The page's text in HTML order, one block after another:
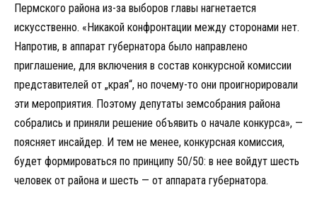
Пермского района из-за выборов главы нагнетается
искусственно. «Никакой конфронтации между сторонами нет.
Напротив, в аппарат губернатора было направлено
приглашение, для включения в состав конкурсной комиссии
представителей от „края“, но почему-то они проигнорировали
эти мероприятия. Поэтому депутаты земсобрания района
собрались и приняли решение объявить о начале конкурса», —
поясняет инсайдер. И тем не менее, конкурсная комиссия,
будет формироваться по принципу 50/50: в нее войдут шесть
человек от района и шесть — от аппарата губернатора.